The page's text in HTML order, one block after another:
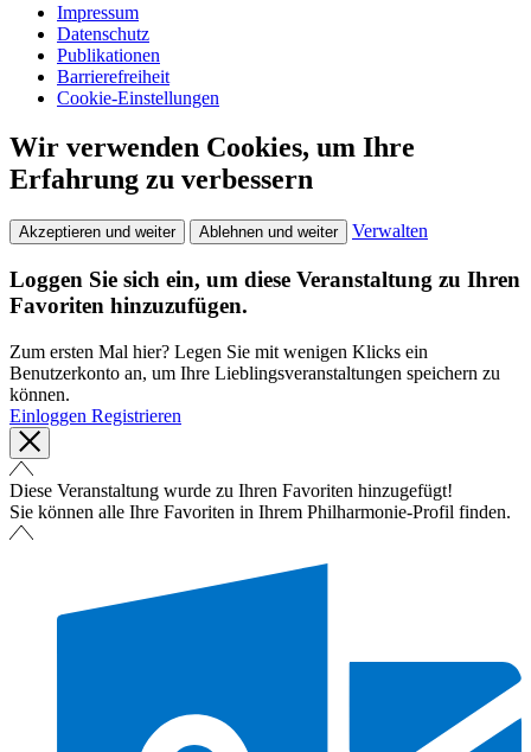
Impressum
Datenschutz
Publikationen
Barrierefreiheit
Cookie-Einstellungen
Wir verwenden Cookies, um Ihre
Erfahrung zu verbessern
Akzeptieren und weiter Ablehnen und weiter Verwalten
Loggen Sie sich ein, um diese Veranstaltung zu Ihren
Favoriten hinzuzufügen.
Zum ersten Mal hier? Legen Sie mit wenigen Klicks ein
Benutzerkonto an, um Ihre Lieblingsveranstaltungen speichern zu
können.
Einloggen Registrieren
Diese Veranstaltung wurde zu Ihren Favoriten hinzugefügt!
Sie können alle Ihre Favoriten in Ihrem Philharmonie-Profil finden.